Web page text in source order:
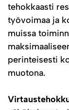
tehokkaasti
työvoimaa ja
muissa
perinteisesti
muotona.